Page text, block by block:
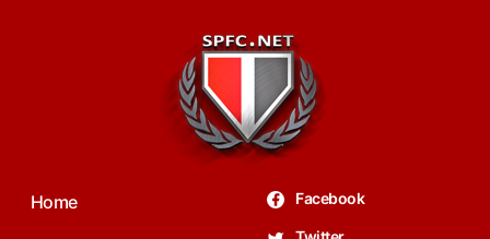
Home Facebook